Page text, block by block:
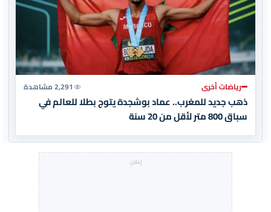
رياضات أخرى 2,291 مشاهدة
ذهب جديد للمغرب.. عماد بوشجدة يتوج بطلا للعالم في
سباق 800 متر لأقل من 20 سنة